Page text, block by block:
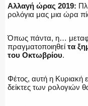
ΠΥΡΟΣΒΕΣΤΙΚΗ
ΛΙΜΕΝΙΚΟ
Αλλαγή ώρας 2019:
ρολόγια μας μια ώρα
Όπως πάντα, η…
πραγματοποιηθεί τα
του Οκτωβρίου.
Φέτος, αυτή η Κυριακή
δείκτες των ρολογιών